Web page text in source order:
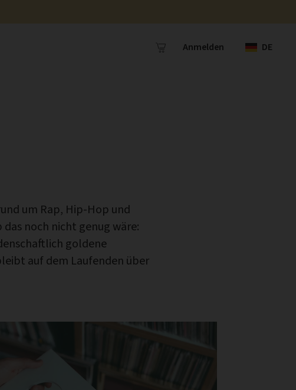
Anmelden DE
um Rap, Hip-Hop und
noch nicht genug wäre:
goldene
auf dem Laufenden über